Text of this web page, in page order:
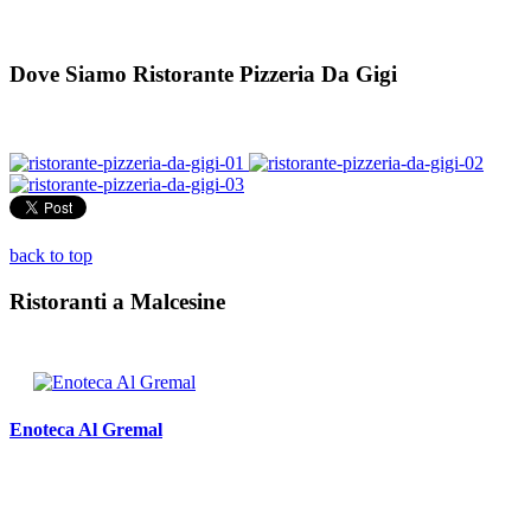
Dove Siamo Ristorante Pizzeria Da Gigi
back to top
Ristoranti a Malcesine
Enoteca Al Gremal